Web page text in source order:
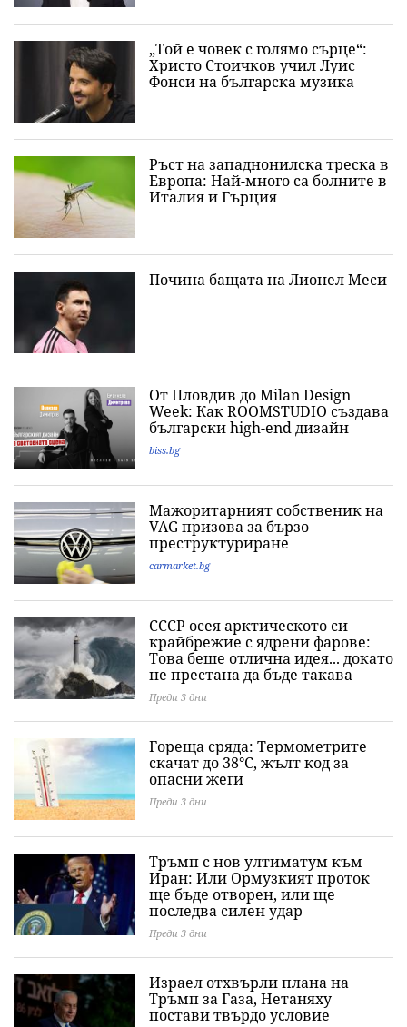
„Той е човек с голямо сърце“:
Христо Стоичков учил Луис
Фонси на българска музика
Ръст на западнонилска треска в
Европа: Най-много са болните в
Италия и Гърция
Почина бащата на Лионел Меси
От Пловдив до Milan Design
Week: Как ROOMSTUDIO създава
български high-end дизайн
biss.bg
Мажоритарният собственик на
VAG призова за бързо
преструктуриране
carmarket.bg
СССР осея арктическото си
крайбрежие с ядрени фарове:
Това беше отлична идея... докато
не престана да бъде такава
Преди 3 дни
Гореща сряда: Термометрите
скачат до 38°C, жълт код за
опасни жеги
Преди 3 дни
Тръмп с нов ултиматум към
Иран: Или Ормузкият проток
ще бъде отворен, или ще
последва силен удар
Преди 3 дни
Израел отхвърли плана на
Тръмп за Газа, Нетаняху
постави твърдо условие